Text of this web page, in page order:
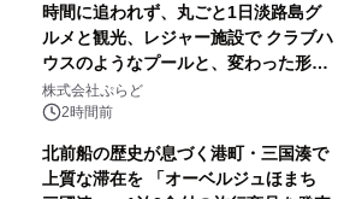
時間に追われず、丸ごと1日淡路島グ
ルメと観光、レジャー施設で クラブハ
ウスのようなプールと、変わった形の
サウナも 「THE BOXY AWAJI」のお
得な素泊まり連泊プランで
株式会社ぷらど
2時間前
北前船の歴史が息づく港町・三国湊で
上質な滞在を 「オーベルジュほまち